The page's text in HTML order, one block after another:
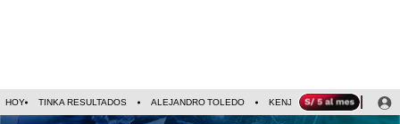
HOY TINKA RESULTADOS ALEJANDRO TOLEDO KENJI FUJIMORI